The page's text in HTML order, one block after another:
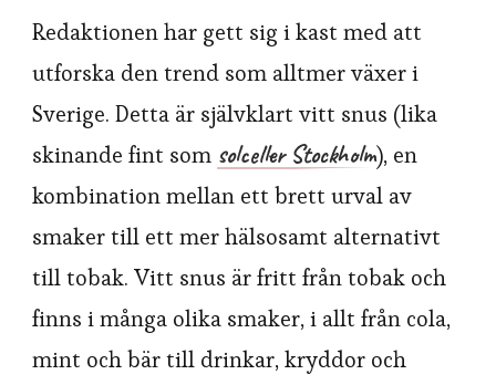
Redaktionen har gett sig i kast med att
utforska den trend som alltmer växer i
Sverige. Detta är självklart vitt snus (lika
skinande fint som solceller Stockholm), en
kombination mellan ett brett urval av
smaker till ett mer hälsosamt alternativt
till tobak. Vitt snus är fritt från tobak och
finns i många olika smaker, i allt från cola,
mint och bär till drinkar, kryddor och